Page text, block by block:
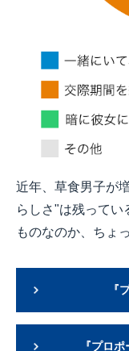
近年、草食男子が
らしさ"は残ってい
ものなのか、ちょ
『
『プロ